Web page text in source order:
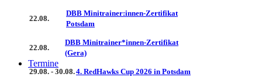
Termine
22.08.
DBB Minitrainer:innen-Zertifikat
Potsdam
22.08.
DBB Minitrainer*innen-Zertifikat
(Gera)
29.08. - 30.08.4. RedHawks Cup 2026 in Potsdam